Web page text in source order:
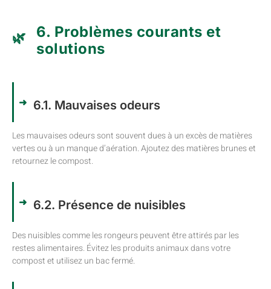
6. Problèmes courants et
solutions
6.1. Mauvaises odeurs
Les mauvaises odeurs sont souvent dues à un excès de matières
vertes ou à un manque d’aération. Ajoutez des matières brunes et
retournez le compost.
6.2. Présence de nuisibles
Des nuisibles comme les rongeurs peuvent être attirés par les
restes alimentaires. Évitez les produits animaux dans votre
compost et utilisez un bac fermé.